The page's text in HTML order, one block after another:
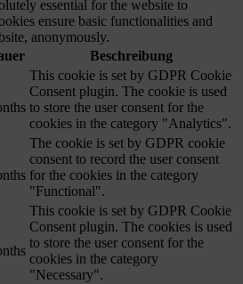
essential for the website to
ensure basic functionalities and
anonymously.
Beschreibung
This cookie is set by GDPR Cookie
Consent plugin. The cookie is used
to store the user consent for the
cookies in the category "Analytics".
The cookie is set by GDPR cookie
consent to record the user consent
for the cookies in the category
"Functional".
This cookie is set by GDPR Cookie
Consent plugin. The cookies is used
to store the user consent for the
cookies in the category
"Necessary".